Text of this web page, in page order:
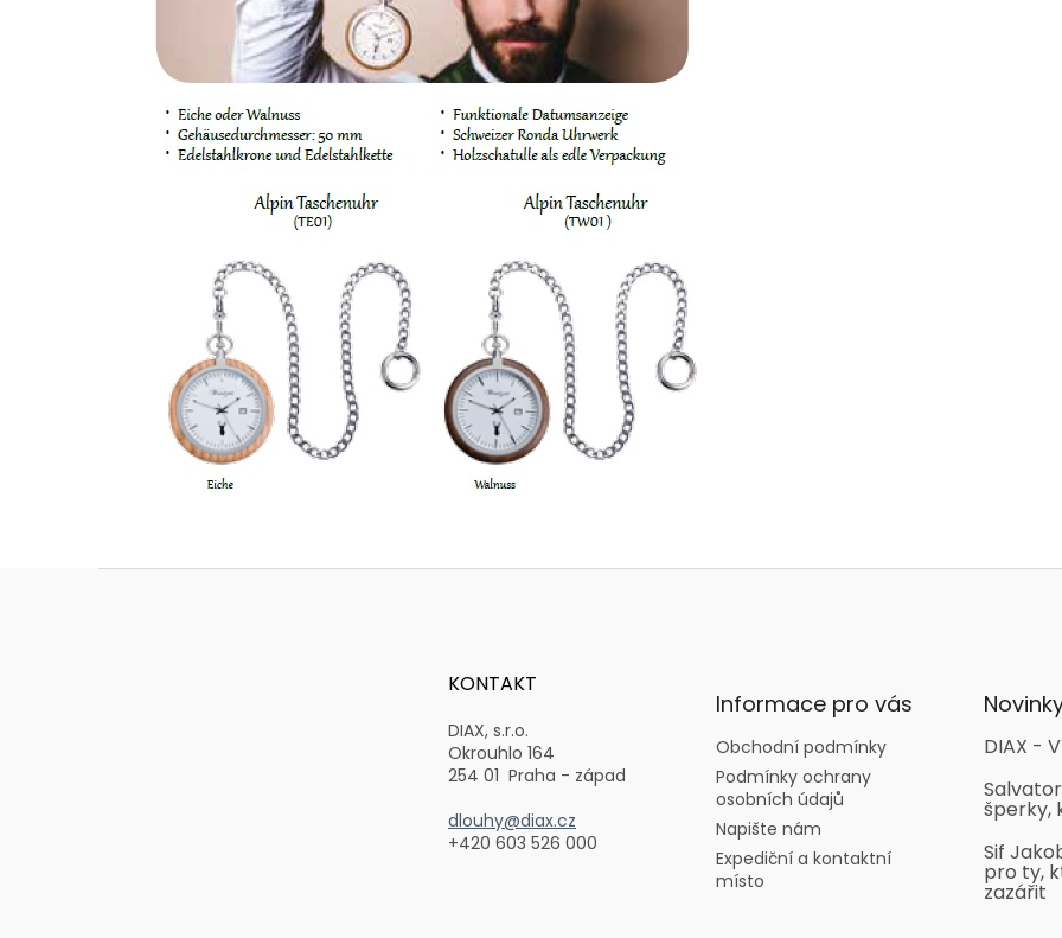
KONTAKT
DIAX, s.r.o.
Okrouhlo 164
254 01 Praha - západ
dlouhy@diax.cz
+420 603 526 000
Informace pro vás
Obchodní podmínky
Podmínky ochrany
osobních údajů
Napište nám
Expediční a kontaktní
místo
DIAX -
šperky,
Sif
pro ty,
zazářit